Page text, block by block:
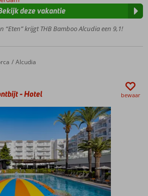
“Eten” krijgt THB Bamboo Alcudia een 9,1!
deze vakantie
Alcudia
-Hotel bewaar